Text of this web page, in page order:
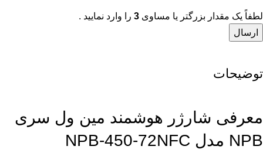
لطفاً یک مقدار بزرگتر یا مساوی 3 را وارد نمایید .
توضیحات
معرفی شارژر هوشمند مین ول سری
NPB مدل NPB-450-72NFC